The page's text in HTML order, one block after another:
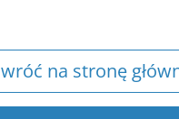
wróć na stronę